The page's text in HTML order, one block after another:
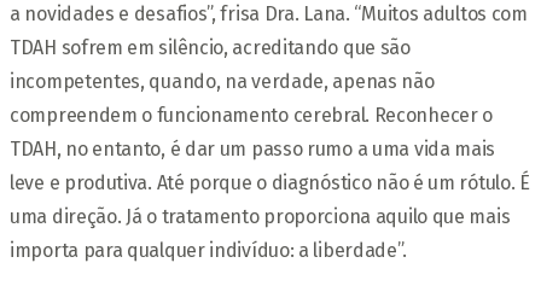
a novidades e desafios”, frisa Dra. Lana. “Muitos adultos com
TDAH sofrem em silêncio, acreditando que são
incompetentes, quando, na verdade, apenas não
compreendem o funcionamento cerebral. Reconhecer o
TDAH, no entanto, é dar um passo rumo a uma vida mais
leve e produtiva. Até porque o diagnóstico não é um rótulo. É
uma direção. Já o tratamento proporciona aquilo que mais
importa para qualquer indivíduo: a liberdade”.